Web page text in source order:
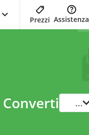
Prezzi Assistenza
Converti ...